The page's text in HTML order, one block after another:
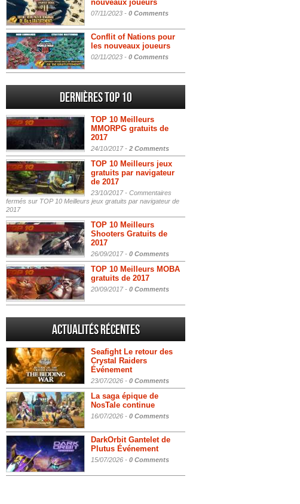
nouveaux joueurs
07/11/2023 - 0 Comments
Conflit of Nations pour
les nouveaux joueurs
02/11/2023 - 0 Comments
Dernières Top 10
TOP 10 Meilleurs
MMORPG gratuits de
2017
24/10/2017 - 2 Comments
TOP 10 Meilleurs jeux
gratuits par navigateur
de 2017
23/10/2017 - Commentaires
fermés sur TOP 10 Meilleurs jeux gratuits par navigateur de
2017
TOP 10 Meilleurs
Shooters Gratuits de
2017
26/09/2017 - 0 Comments
TOP 10 Meilleurs MOBA
gratuits de 2017
20/09/2017 - 0 Comments
Actualités Récentes
Seafight Le retour des
Crystal Raiders
Événement
23/07/2026 - 0 Comments
La saga épique de
NosTale continue
16/07/2026 - 0 Comments
DarkOrbit Gantelet de
Plutus Événement
15/07/2026 - 0 Comments